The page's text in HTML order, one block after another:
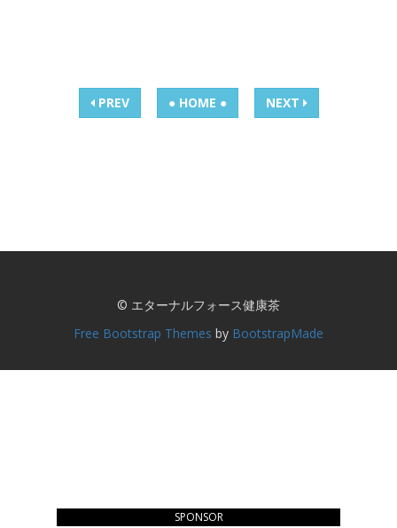
PREV ● HOME ● NEXT
© エターナルフォース健康茶
Free Bootstrap Themes by BootstrapMade
SPONSOR